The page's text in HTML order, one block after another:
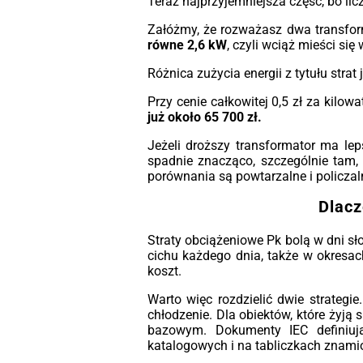
Załóżmy, że rozważasz dwa
równe 2,6 kW, czyli wciąż mieści się
Różnica zużycia energii z tytułu strat
Przy cenie całkowitej 0,5 zł za
już około 65 700 zł.
Jeżeli droższy transformator ma
spadnie znacząco, szczególnie
porównania są powtarzalne i
Straty obciążeniowe Pk bolą w dni
cichu każdego dnia, także w
koszt.
Warto więc rozdzielić dwie
chłodzenie. Dla obiektów, które
bazowym. Dokumenty IEC
katalogowych i na tabliczkach